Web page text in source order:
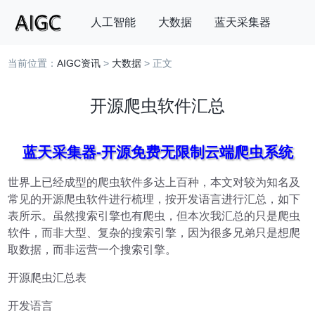
人工智能 大数据 蓝天采集器
搜索
当前位置：AIGC资讯 > 大数据 > 正文
开源爬虫软件汇总
蓝天采集器-开源免费无限制云端爬虫系统
世界上已经成型的爬虫软件多达上百种，本文对较为知名及
常见的开源爬虫软件进行梳理，按开发语言进行汇总，如下
表所示。虽然搜索引擎也有爬虫，但本次我汇总的只是爬虫
软件，而非大型、复杂的搜索引擎，因为很多兄弟只是想爬
取数据，而非运营一个搜索引擎。
开源爬虫汇总表
开发语言